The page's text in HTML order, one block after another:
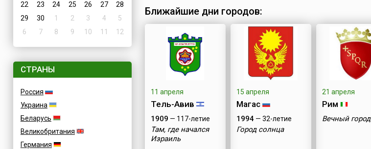
22
23 24 25 26 27
28
29
30 1 2 3 4
5
6
7 8 9 10 11 12
СТРАНЫ
Россия
Украина
Беларусь
Великобритания
Германия
Ближайшие дни городов:
11 апреля
Тель-Авив
1909 — 117-летие
Там, где начался
Израиль
15 апреля
Магас
1994— 32-летие
Город солнца
21 апреля
Рим
Вечный город